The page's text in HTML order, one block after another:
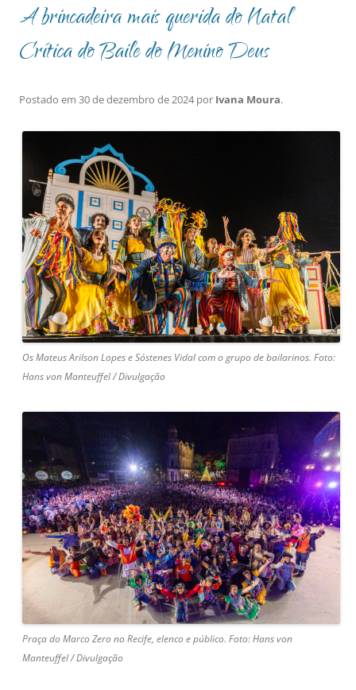
A brincadeira mais querida do Natal
Crítica do Baile do Menino Deus
Postado em 30 de dezembro de 2024por Ivana Moura.
Os Mateus Arilson Lopes e Sóstenes Vidal com o grupo de bailarinos. Foto:
Hans von Manteuffel / Divulgação
Praça do Marco Zero no Recife, elenco e público. Foto: Hans von
Manteuffel / Divulgação